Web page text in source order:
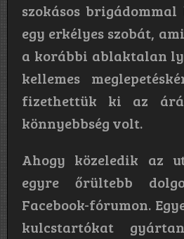
szokásos
egy erkélyes szobát,
a korábbi ablaktalan
kellemes
fizethettük ki az
könnyebbség volt.
Ahogy közeledik az
egyre őrültebb
Facebook-fórumon.
kulcstartókat